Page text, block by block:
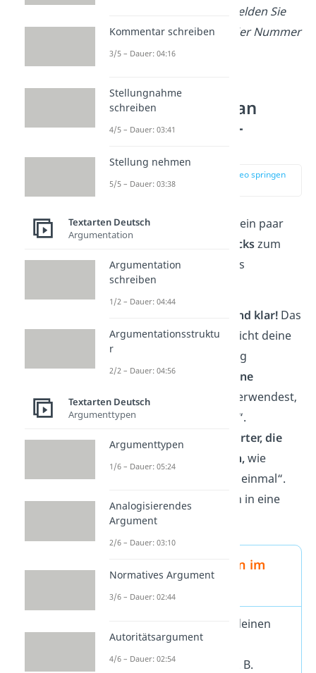
auf den Täter haben, melden Sie
sich bitte unter folgender Nummer
…
Wie schreibt man
einen Bericht? –
zur Stelle im Video springen
Hier haben wir für dich ein paar
Tipps und Trickszum
Schreiben eines Berichts
zusammengestellt:
sachlich und klar!Das
bedeutet, dass du nicht deine
persönliche Meinung
wiedergibst und
keine
Umgangssprache
verwendest,
z. B. kein „voll krass“.
Verwende
keine Wörter, die
Spannung erzeugen,wie
„plötzlich“ und „auf einmal“.
Denn diese gehören in eine
Nacherzählung.
Wichtig: Zeitformen im
für deinen
Bericht ist die 1.
Vergangenheit, z. B.
Kommentar schreiben
3/5 – Dauer: 04:16
Stellungnahme
schreiben
4/5 – Dauer: 03:41
Stellung nehmen
5/5 – Dauer: 03:38
Textarten Deutsch
Argumentation
Argumentation
schreiben
1/2 – Dauer: 04:44
Argumentationsstruktu
r
2/2 – Dauer: 04:56
Textarten Deutsch
Argumenttypen
Argumenttypen
1/6 – Dauer: 05:24
Analogisierendes
Argument
2/6 – Dauer: 03:10
Normatives Argument
3/6 – Dauer: 02:44
Autoritätsargument
4/6 – Dauer: 02:54